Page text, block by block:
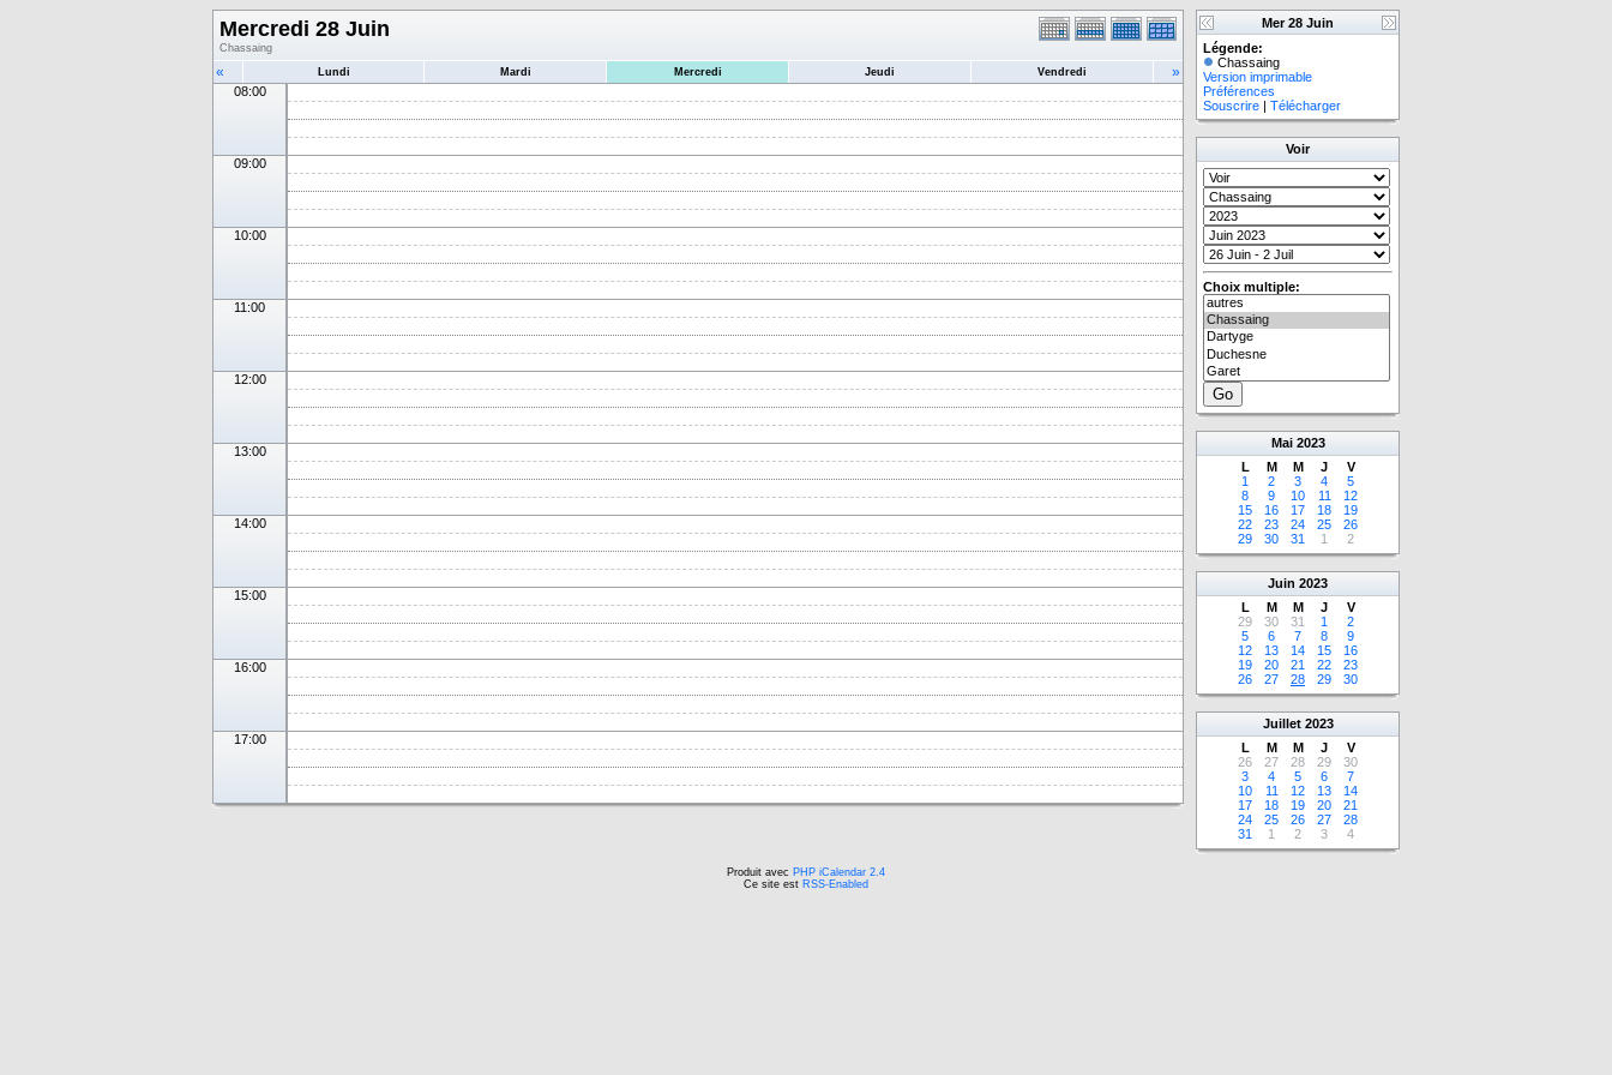
Mercredi 28 Juin
Chassaing
« Lundi Mardi Mercredi Jeudi Vendredi »
08:00
09:00
10:00
11:00
12:00
13:00
14:00
15:00
16:00
17:00
Mer 28 Juin
Légende:
Chassaing
Version imprimable
Préférences
Souscrire | Télécharger
Voir
Choix multiple:
Mai 2023
L
M M J
V
1
2 3 4
5
8
9 10 11
12
15
16 17 18
19
22
23 24 25
26
29
30 31 1 2
Juin 2023
L
M M J
V
29
30 31 1
2
5
6 7 8
9
12
13 14 15
16
19
20 21 22
23
26
27 28 29 30
Juillet 2023
L
M M J
V
26
27 28 29
30
3
4 5 6
7
10
11 12 13
14
17
18 19 20
21
24
25 26 27
28
31
1 2 3 4
Produit avec PHP iCalendar 2.4
Ce site est RSS-Enabled